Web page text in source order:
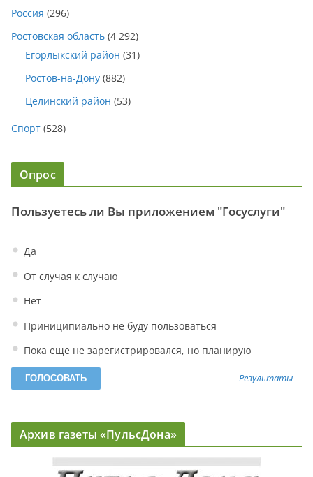
Россия (296)
Ростовская область (4 292)
Егорлыкский район (31)
Ростов-на-Дону (882)
Целинский район (53)
Спорт (528)
Опрос
Пользуетесь ли Вы приложением "Госуслуги"
Да
От случая к случаю
Нет
Приниципиально не буду пользоваться
Пока еще не зарегистрировался, но планирую
Результаты
Архив газеты «ПульсДона»